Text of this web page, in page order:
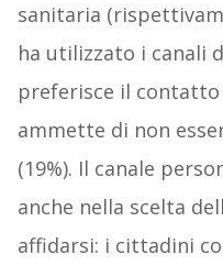
sanitaria
ha utilizzato i canali
preferisce il contatto
ammette di non
(19%). Il canale
anche nella scelta
affidarsi: i cittadini